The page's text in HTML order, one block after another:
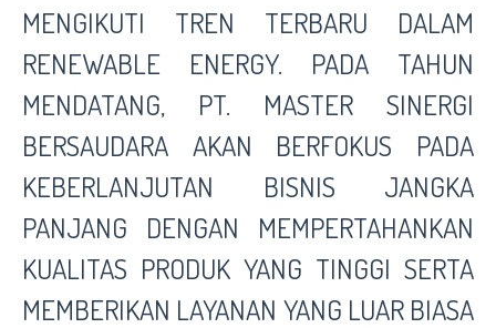
MENGIKUTI TREN TERBARU DALAM
RENEWABLE ENERGY. PADA TAHUN
MENDATANG, PT. MASTER SINERGI
BERSAUDARA AKAN BERFOKUS PADA
KEBERLANJUTAN BISNIS JANGKA
PANJANG DENGAN MEMPERTAHANKAN
KUALITAS PRODUK YANG TINGGI SERTA
MEMBERIKAN LAYANAN YANG LUAR BIASA